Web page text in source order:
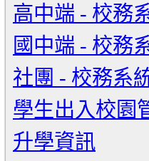
高中端 - 校務
國中端 - 校務
社團 - 校務系
學生出入校園
升學資訊